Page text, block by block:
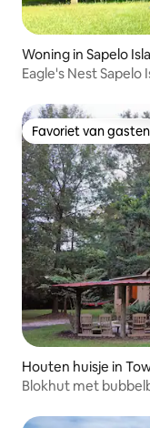
Woning in Sapelo
Eagle's Nest
Favoriet van gasten
Favoriet van gasten
Houten huisje in
Blokhut met